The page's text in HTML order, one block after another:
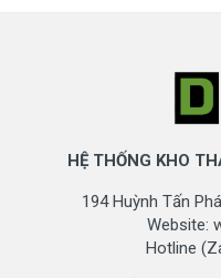
HỆ THỐNG KHO
194 Huỳnh Tấn
Website:
Hotline